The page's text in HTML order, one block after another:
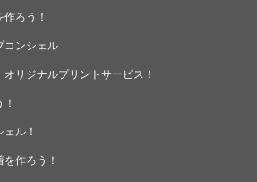
ろう！
コンシェル
リジナルプリントサービス！
ル！
作ろう！